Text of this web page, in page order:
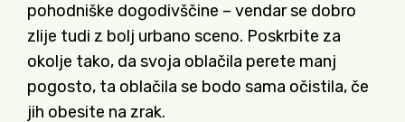
pohodniške dogodivščine – vendar se dobro
zlije tudi z bolj urbano sceno. Poskrbite za
okolje tako, da svoja oblačila perete manj
pogosto, ta oblačila se bodo sama očistila, če
jih obesite na zrak.